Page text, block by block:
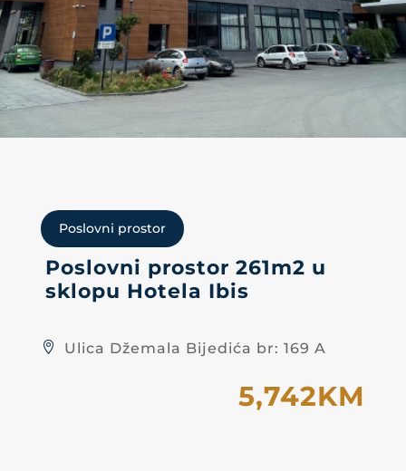
Poslovni prostor
Poslovni prostor 261m2 u
sklopu Hotela Ibis
Ulica Džemala Bijedića br: 169 A
5,742KM